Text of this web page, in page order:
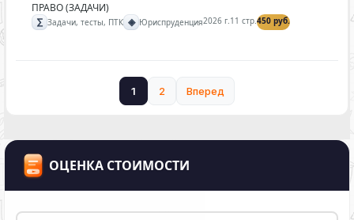
ПРАВО (ЗАДАЧИ)
∑ Задачи, тесты, ПТК ◈ Юриспруденция2026 г.11 стр.450 руб.
1 2 Вперед
ОЦЕНКА СТОИМОСТИ